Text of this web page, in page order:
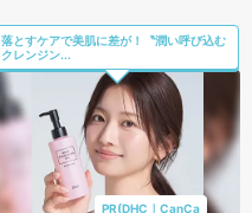
落とすケアで美肌に差が！〝潤い呼び込む
クレンジン...
PR(DHC｜CanCa